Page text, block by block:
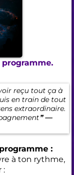
reçu tout ça à
en train de tout
extraordinaire.
—
:
à ton rythme,
: